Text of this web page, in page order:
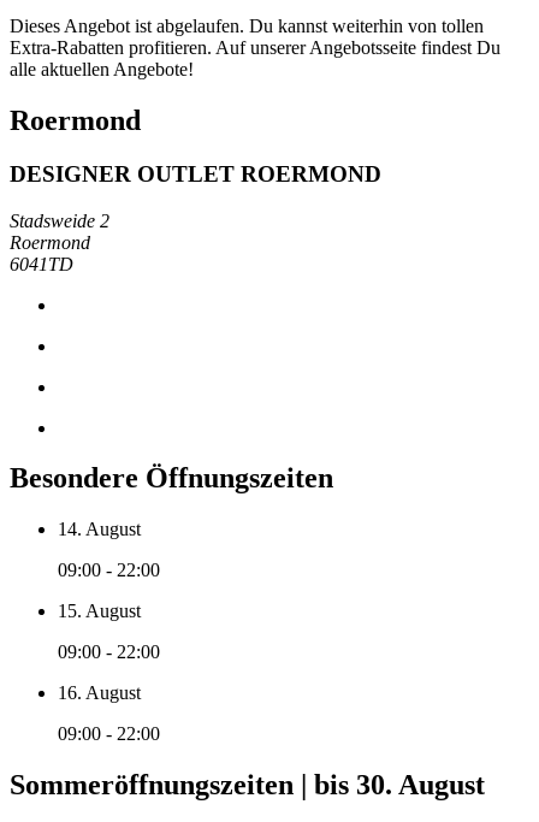
Dieses Angebot ist abgelaufen. Du kannst weiterhin von tollen
Extra-Rabatten profitieren. Auf unserer Angebotsseite findest Du
alle aktuellen Angebote!
Roermond
DESIGNER OUTLET ROERMOND
Stadsweide 2
Roermond
6041TD
Besondere Öffnungszeiten
14. August
09:00 - 22:00
15. August
09:00 - 22:00
16. August
09:00 - 22:00
Sommeröffnungszeiten | bis 30. August